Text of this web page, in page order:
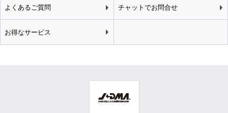
よくあるご質問 チャットでお問合せ
お得なサービス